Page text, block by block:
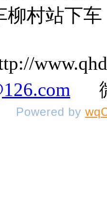
柳村站下
微
Powered by